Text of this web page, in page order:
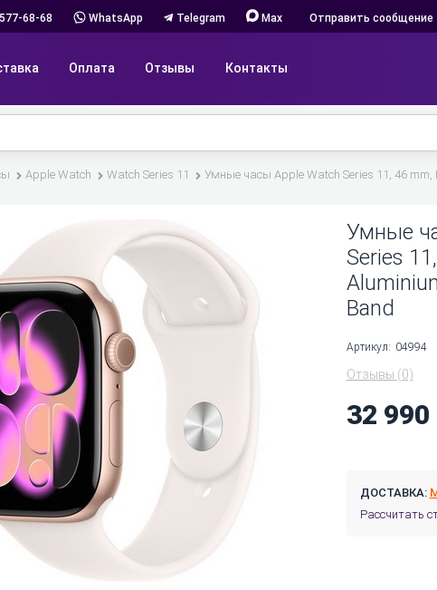
68-68 WhatsApp Telegram Max Отправить сообщение
Оплата Отзывы Контакты
Apple Watch Watch Series 11 Умные часы Apple Watch Series 11, 46 mm,
Умные
Series
Band
Артикул: 04994
Отзывы (0)
32 990
ДОСТАВКА:
Рассчитать